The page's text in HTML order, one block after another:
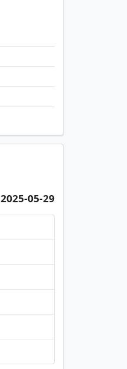
2025-05-29